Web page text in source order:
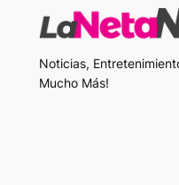
Noticias,
Mucho Más!